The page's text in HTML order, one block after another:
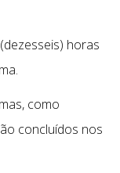
horas
como
concluídos nos